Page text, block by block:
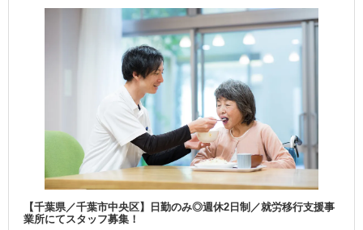
【千葉県／千葉市中央区】日勤のみ◎週休2日制／就労移行支援事
業所にてスタッフ募集！